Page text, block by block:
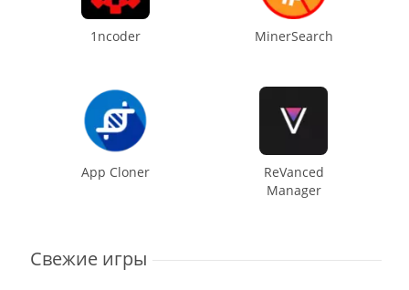
1ncoder MinerSearch
App Cloner
ReVanced
Manager
Свежие игры